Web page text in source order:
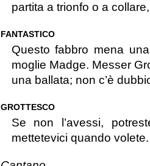
partita a trionfo o a
FANTASTICO
Questo fabbro mena
moglie Madge. Messer
una ballata; non c’è
GROTTESCO
Se non l’avessi,
mettetevici quando volete.